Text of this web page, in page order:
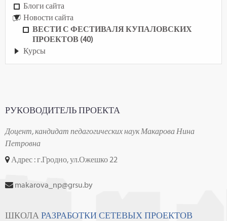
Блоги сайта
Новости сайта
ВЕСТИ С ФЕСТИВАЛЯ КУПАЛОВСКИХ
ПРОЕКТОВ (40)
Курсы
РУКОВОДИТЕЛЬ ПРОЕКТА
Доцент, кандидат педагогических наук Макарова Нина
Петровна
Адрес : г.Гродно, ул.Ожешко 22
makarova_np@grsu.by
ШКОЛА РАЗРАБОТКИ СЕТЕВЫХ ПРОЕКТОВ